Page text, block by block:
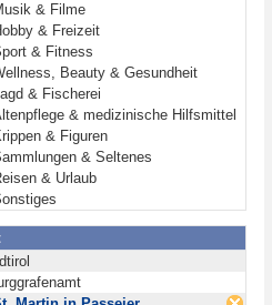
& Filme
& Freizeit
& Fitness
Beauty & Gesundheit
& Fischerei
& medizinische Hilfsmittel
& Figuren
& Seltenes
& Urlaub